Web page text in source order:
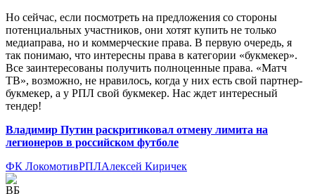
Но сейчас, если посмотреть на предложения со стороны
потенциальных участников, они хотят купить не только
медиаправа, но и коммерческие права. В первую очередь, я
так понимаю, что интересны права в категории «букмекер».
Все заинтересованы получить полноценные права. «Матч
ТВ», возможно, не нравилось, когда у них есть свой партнер-
букмекер, а у РПЛ свой букмекер. Нас ждет интересный
тендер!
Владимир Путин раскритиковал отмену лимита на
легионеров в российском футболе
ФК ЛокомотивРПЛАлексей Киричек